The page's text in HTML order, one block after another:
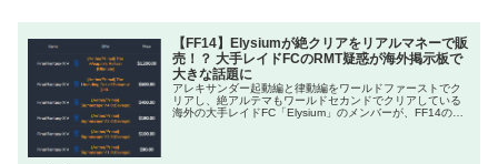
【FF14】Elysiumが絶クリアをリアルマネーで販
売！？ 大手レイドFCのRMT疑惑が海外掲示板で
大きな話題に
アレキサンダー起動編と律動編をワールドファーストでク
リアし、絶アルテマもワールドセカンドでクリアしている
海外の大手レイドFC「Elysium」のメンバーが、FF14のコ